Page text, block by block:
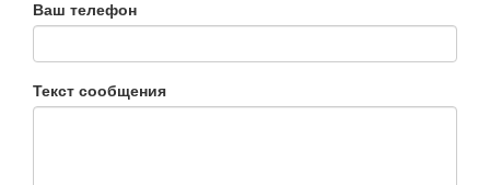
Ваш телефон
Текст сообщения